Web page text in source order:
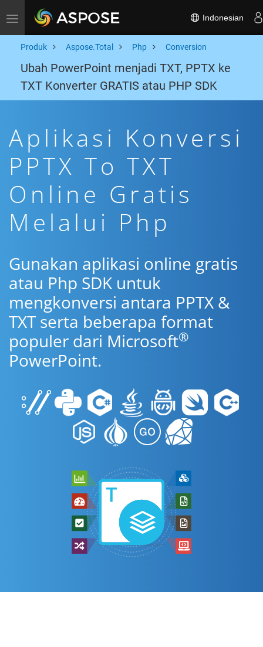
Toggle navigation Indonesian
Produk Aspose.Total Php Conversion
Ubah PowerPoint menjadi TXT, PPTX ke
TXT Konverter GRATIS atau PHP SDK
Aplikasi Konversi
PPTX To TXT
Online Gratis
Melalui Php
Gunakan aplikasi online gratis
atau Php SDK untuk
mengkonversi antara PPTX &
TXT serta beberapa format
populer dari Microsoft®
PowerPoint.